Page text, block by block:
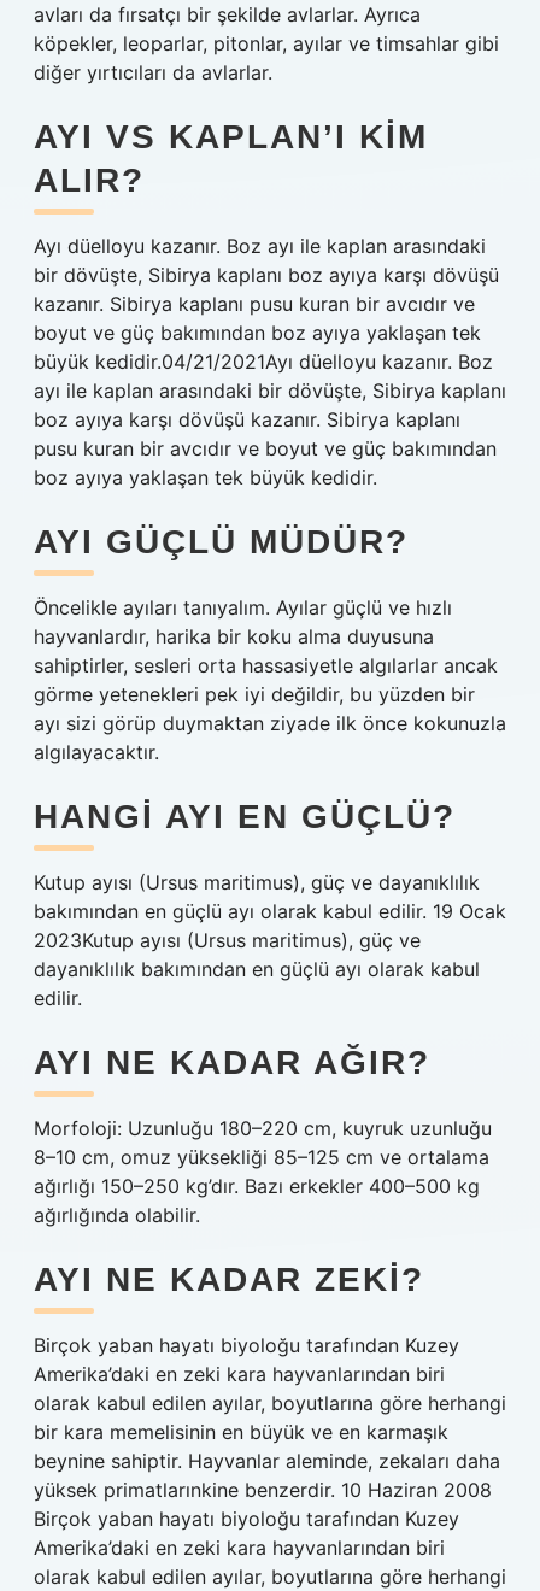
avları da fırsatçı bir şekilde avlarlar. Ayrıca
köpekler, leoparlar, pitonlar, ayılar ve timsahlar gibi
diğer yırtıcıları da avlarlar.
AYI VS KAPLAN’I KIM
ALIR?
Ayı düelloyu kazanır. Boz ayı ile kaplan arasındaki
bir dövüşte, Sibirya kaplanı boz ayıya karşı dövüşü
kazanır. Sibirya kaplanı pusu kuran bir avcıdır ve
boyut ve güç bakımından boz ayıya yaklaşan tek
büyük kedidir.04/21/2021Ayı düelloyu kazanır. Boz
ayı ile kaplan arasındaki bir dövüşte, Sibirya kaplanı
boz ayıya karşı dövüşü kazanır. Sibirya kaplanı
pusu kuran bir avcıdır ve boyut ve güç bakımından
boz ayıya yaklaşan tek büyük kedidir.
AYI GÜÇLÜ MÜDÜR?
Öncelikle ayıları tanıyalım. Ayılar güçlü ve hızlı
hayvanlardır, harika bir koku alma duyusuna
sahiptirler, sesleri orta hassasiyetle algılarlar ancak
görme yetenekleri pek iyi değildir, bu yüzden bir
ayı sizi görüp duymaktan ziyade ilk önce kokunuzla
algılayacaktır.
HANGI AYI EN GÜÇLÜ?
Kutup ayısı (Ursus maritimus), güç ve dayanıklılık
bakımından en güçlü ayı olarak kabul edilir. 19 Ocak
2023Kutup ayısı (Ursus maritimus), güç ve
dayanıklılık bakımından en güçlü ayı olarak kabul
edilir.
AYI NE KADAR AĞIR?
Morfoloji: Uzunluğu 180–220 cm, kuyruk uzunluğu
8–10 cm, omuz yüksekliği 85–125 cm ve ortalama
ağırlığı 150–250 kg’dır. Bazı erkekler 400–500 kg
ağırlığında olabilir.
AYI NE KADAR ZEKI?
Birçok yaban hayatı biyoloğu tarafından Kuzey
Amerika’daki en zeki kara hayvanlarından biri
olarak kabul edilen ayılar, boyutlarına göre herhangi
bir kara memelisinin en büyük ve en karmaşık
beynine sahiptir. Hayvanlar aleminde, zekaları daha
yüksek primatlarınkine benzerdir. 10 Haziran 2008
Birçok yaban hayatı biyoloğu tarafından Kuzey
Amerika’daki en zeki kara hayvanlarından biri
olarak kabul edilen ayılar, boyutlarına göre herhangi